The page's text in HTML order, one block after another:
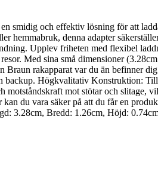
smidig och effektiv lösning för att
hemmabruk, denna adapter
Upplev friheten med flexibel
Med sina små dimensioner
rakapparat var du än befinner
backup. Högkvalitativ Konstruktion:
mot stötar och slitage,
du vara säker på att du får en
3.28cm, Bredd: 1.26cm, Höjd: